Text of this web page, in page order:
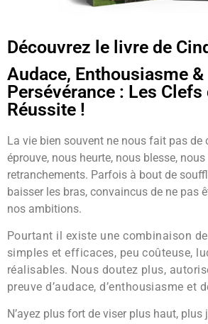
Découvrez le livre de
Audace, Enthousiasme &
Persévérance : Les Clefs
Réussite !
La vie bien souvent ne nous fait pas de
éprouve, nous heurte, nous blesse,
retranchements. Parfois à bout de
baisser les bras, convaincus de ne pas
nos ambitions.
Pourtant il existe une combinaison
simples et efficaces, peu coûteuse,
réalisables. Nous doutez plus,
preuve d’audace, d’enthousiasme et
N’ayez plus fort de viser plus haut,